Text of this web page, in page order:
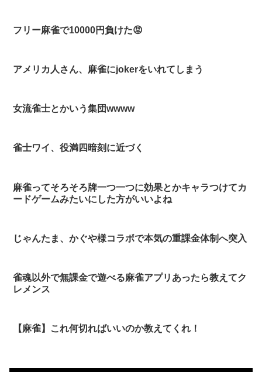
フリー麻雀で10000円負けた😡
アメリカ人さん、麻雀にjokerをいれてしまう
女流雀士とかいう集団wwww
雀士ワイ、役満四暗刻に近づく
麻雀ってそろそろ牌一つ一つに効果とかキャラつけてカ
ードゲームみたいにした方がいいよね
じゃんたま、かぐや様コラボで本気の重課金体制へ突入
雀魂以外で無課金で遊べる麻雀アプリあったら教えてク
レメンス
【麻雀】これ何切ればいいのか教えてくれ！